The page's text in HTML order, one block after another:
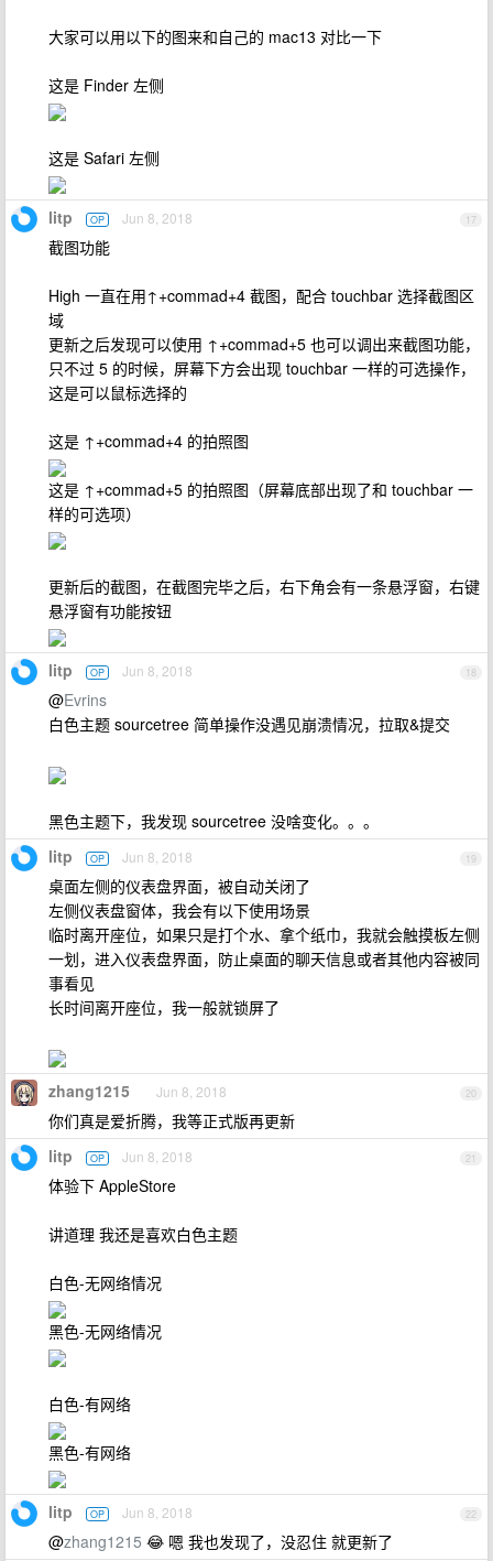
大家可以用以下的图来和自己的 mac13 对比一下
这是 Finder 左侧
这是 Safari 左侧
17
litp OP Jun 8, 2018
截图功能
High 一直在用↑+commad+4 截图，配合 touchbar 选择截图区
域
更新之后发现可以使用 ↑+commad+5 也可以调出来截图功能，
只不过 5 的时候，屏幕下方会出现 touchbar 一样的可选操作，
这是可以鼠标选择的
这是 ↑+commad+4 的拍照图
这是 ↑+commad+5 的拍照图（屏幕底部出现了和 touchbar 一
样的可选项）
更新后的截图，在截图完毕之后，右下角会有一条悬浮窗，右键
悬浮窗有功能按钮
18
litp OP Jun 8, 2018
@Evrins
白色主题 sourcetree 简单操作没遇见崩溃情况，拉取&提交
黑色主题下，我发现 sourcetree 没啥变化。。。
19
litp OP Jun 8, 2018
桌面左侧的仪表盘界面，被自动关闭了
左侧仪表盘窗体，我会有以下使用场景
临时离开座位，如果只是打个水、拿个纸巾，我就会触摸板左侧
一划，进入仪表盘界面，防止桌面的聊天信息或者其他内容被同
事看见
长时间离开座位，我一般就锁屏了
20
zhang1215 Jun 8, 2018
你们真是爱折腾，我等正式版再更新
21
litp OP Jun 8, 2018
体验下 AppleStore
讲道理 我还是喜欢白色主题
白色-无网络情况
黑色-无网络情况
白色-有网络
黑色-有网络
22
litp OP Jun 8, 2018
@zhang1215 😂 嗯 我也发现了，没忍住 就更新了